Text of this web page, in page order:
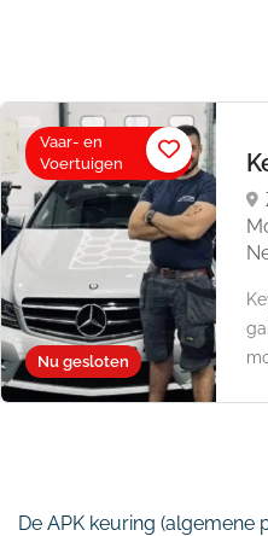
Nu gesloten
Vaar- en
Voertuigen
De APK keuring (algemene